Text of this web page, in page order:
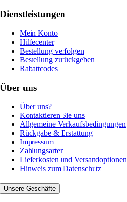
Dienstleistungen
Mein Konto
Hilfecenter
Bestellung verfolgen
Bestellung zurückgeben
Rabattcodes
Über uns
Über uns?
Kontaktieren Sie uns
Allgemeine Verkaufsbedingungen
Rückgabe & Erstattung
Impressum
Zahlungsarten
Lieferkosten und Versandoptionen
Hinweis zum Datenschutz
Unsere Geschäfte